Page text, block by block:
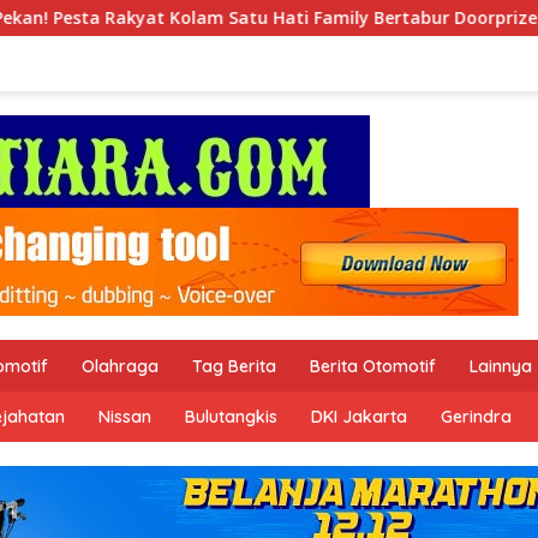
Hati Family Bertabur Doorprize Menarik! 🎉
Olahraga Tag Berita Berita Otomotif Lainnya
Nissan Bulutangkis DKI Jakarta Gerindra